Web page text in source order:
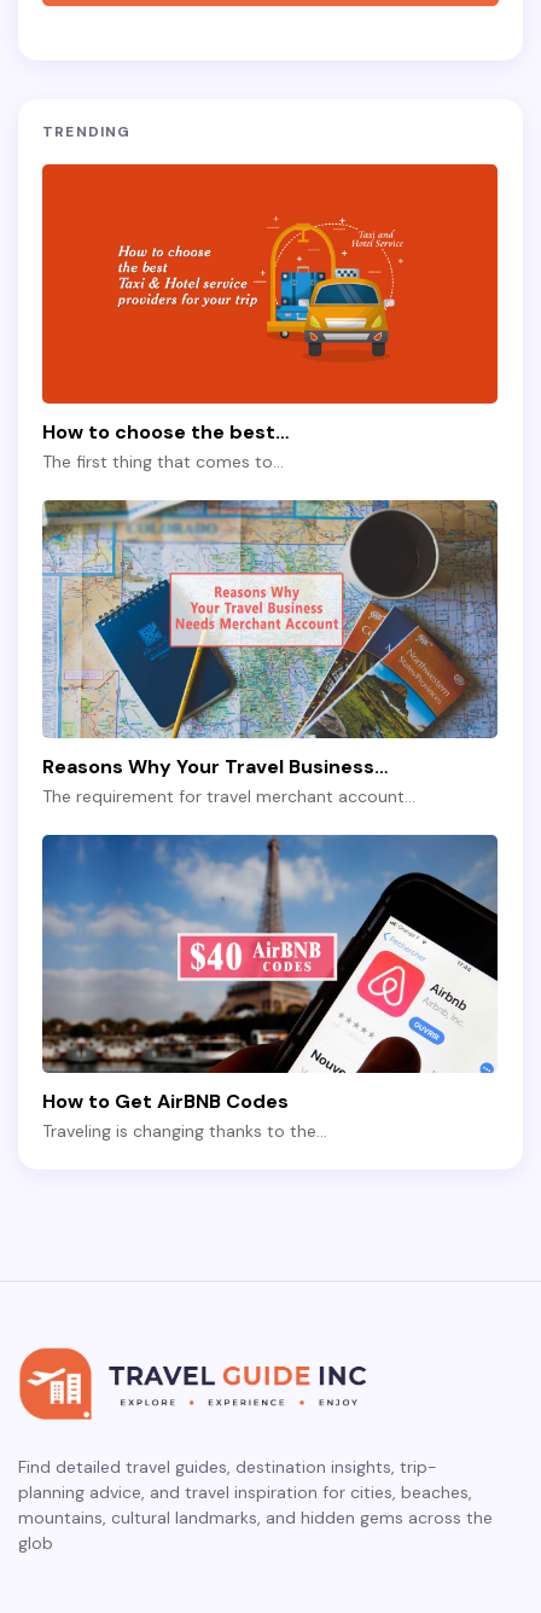
TRENDING
How to choose the best…
The first thing that comes to…
Reasons Why Your Travel Business…
The requirement for travel merchant account…
How to Get AirBNB Codes
Traveling is changing thanks to the…
Find detailed travel guides, destination insights, trip-
planning advice, and travel inspiration for cities, beaches,
mountains, cultural landmarks, and hidden gems across the
glob